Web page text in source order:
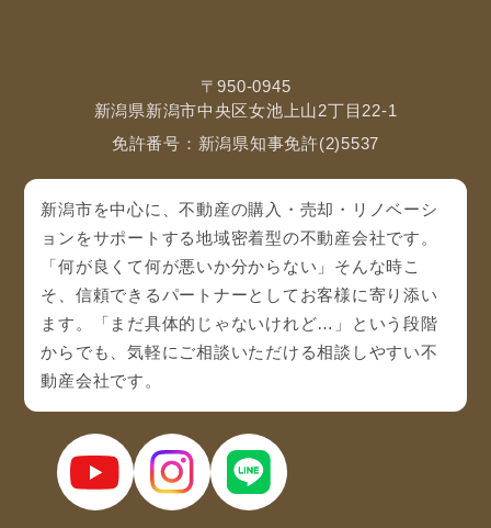
〒950-0945
新潟県新潟市中央区女池上山2丁目22-1
免許番号：新潟県知事免許(2)5537
新潟市を中心に、不動産の購入・売却・リノベーシ
ョンをサポートする地域密着型の不動産会社です。
「何が良くて何が悪いか分からない」そんな時こ
そ、信頼できるパートナーとしてお客様に寄り添い
ます。「まだ具体的じゃないけれど…」という段階
からでも、気軽にご相談いただける相談しやすい不
動産会社です。